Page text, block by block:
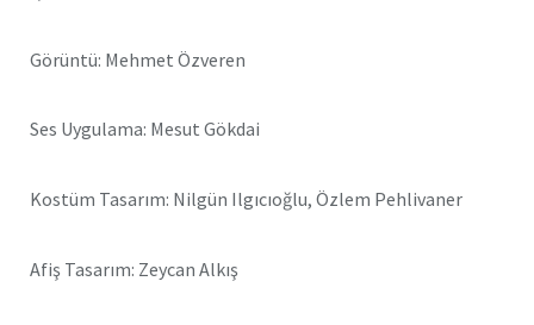
Görüntü: Mehmet Özveren
Ses Uygulama: Mesut Gökdai
Kostüm Tasarım: Nilgün Ilgıcıoğlu, Özlem Pehlivaner
Afiş Tasarım: Zeycan Alkış